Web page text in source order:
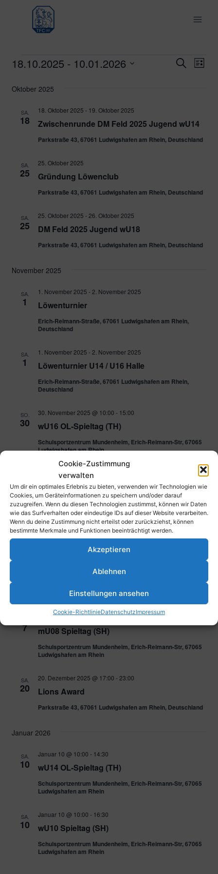
Cookie-Zustimmung
verwalten
Um dir ein optimales Erlebnis zu bieten, verwenden wir Technologien wie
Cookies, um Geräteinformationen zu speichern und/oder darauf
zuzugreifen. Wenn du diesen Technologien zustimmst, können wir Daten
wie das Surfverhalten oder eindeutige IDs auf dieser Website verarbeiten.
Wenn du deine Zustimmung nicht erteilst oder zurückziehst, können
bestimmte Merkmale und Funktionen beeinträchtigt werden.
Akzeptieren
Ablehnen
Einstellungen ansehen
Cookie-RichtlinieDatenschutzImpressum
springen
Veranstaltungen SucheListe
18.10.2025 - 10.01.2026
wählen.
Oktober 2025
SA.
18 Zwischenrunde DM Feld 2025 Jugend wU14
18. Oktober 2025 - 19. Oktober 2025
Parkstraße 43, 67061 Ludwigshafen am Rhein, Deutschland
SA.
25 Gründung Löwenclub
25. Oktober 2025
Parkstraße 43, 67061 Ludwigshafen am Rhein, Deutschland
SA.
25 DM Feld 2025 Jugend wU18
25. Oktober 2025 - 26. Oktober 2025
Parkstraße 43, 67061 Ludwigshafen am Rhein, Deutschland
November 2025
SA.
1 Löwenturnier
1. November 2025 - 2. November 2025
Erich-Reimann-Straße, 67061 Ludwigshafen am Rhein,
Deutschland
SA.
1 Löwenturnier U14 / U16 Halle
1. November 2025 - 2. November 2025
Erich-Reimann-Straße, 67061 Ludwigshafen am Rhein,
Deutschland
SO.
30 wU16 OL-Spieltag (TH)
30. November 2025 @ 10:00 - 15:00
Schulsportzentrum Mundenheim, Erich-Reimann-Str, 67065
Ludwigshafen am Rhein
30 wU12 OL-Spieltag (SH)
30. November 2025 @ 10:00
Schulsportzentrum Mundenheim, Erich-Reimann-Str, 67065
Ludwigshafen am Rhein
Dezember 2025
wU12 VL-Spieltag (TH)
Ludwigshafen am Rhein
7 mU08 Spieltag (SH)
7. Dezember 2025 @ 10:00-17:00
Schulsportzentrum Mundenheim, Erich-Reimann-Str, 67065
Ludwigshafen am Rhein
SA.
20 Lions Award
20. Dezember 2025 @ 17:00 - 23:00
Parkstraße 43, 67061 Ludwigshafen am Rhein, Deutschland
Januar 2026
SA.
10 wU14 OL-Spieltag (TH)
Januar 10 @ 10:00 - 14:30
Schulsportzentrum Mundenheim, Erich-Reimann-Str, 67065
Ludwigshafen am Rhein
SA.
10 wU10 Spieltag (SH)
Januar 10 @ 10:00 - 16:30
Schulsportzentrum Mundenheim, Erich-Reimann-Str, 67065
Ludwigshafen am Rhein